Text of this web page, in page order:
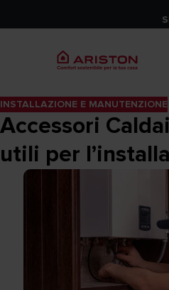
INSTALLAZIONE E MANUTENZIONE
Accessori
utili per